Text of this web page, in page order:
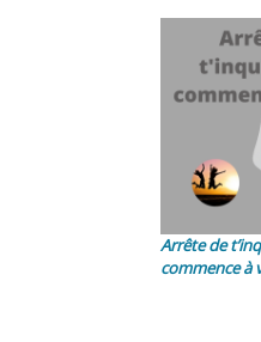
Arrête de
commence à